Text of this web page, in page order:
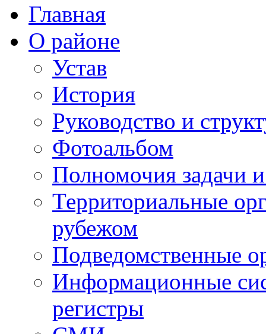
Главная
О районе
Устав
История
Руководство и
Фотоальбом
Полномочия задачи
Территориальные
рубежом
Подведомственные
Информационные
регистры